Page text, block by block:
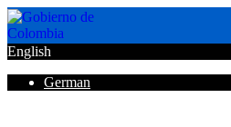
English
German